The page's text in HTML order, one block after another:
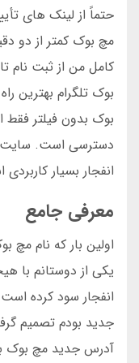
حتماً از لینک های
مچ بوک کمتر از دو
کامل من از ثبت نام
بوک تلگرام بهترین
دسترسی است. سایت
انفجار بسیار
معرفی جامع
یکی از دوستانم با
انفجار سود کرده
جدید بودم تصمیم
آدرس جدید مچ بوک